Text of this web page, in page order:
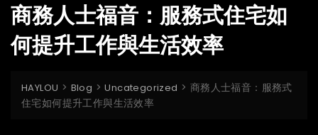
商務人士福音：服務式住宅如
何提升工作與生活效率
HAYLOU > Blog >Uncategorized > 商務人士福音：服務式
住宅如何提升工作與生活效率